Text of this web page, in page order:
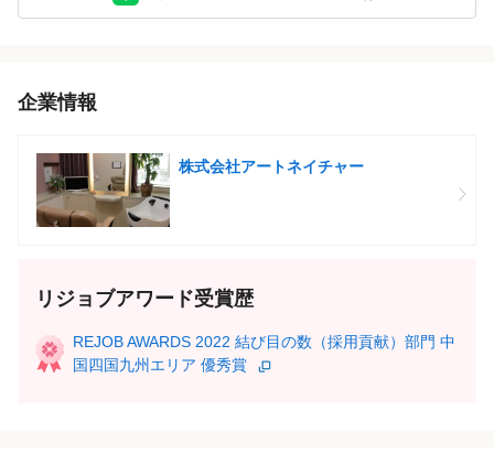
●担当者と面接
↓
※採用方法が変更となる場合もございますので、ご了承くださ
い。
【面接地】
企業情報
株式会社アートネイチャー
リジョブアワード受賞歴
REJOB AWARDS 2022 結び目の数（採用貢献）部門 中
国四国九州エリア 優秀賞